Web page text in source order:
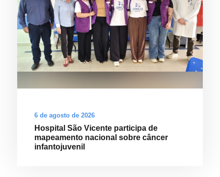
6 de agosto de 2026
Hospital São Vicente participa de
mapeamento nacional sobre câncer
infantojuvenil